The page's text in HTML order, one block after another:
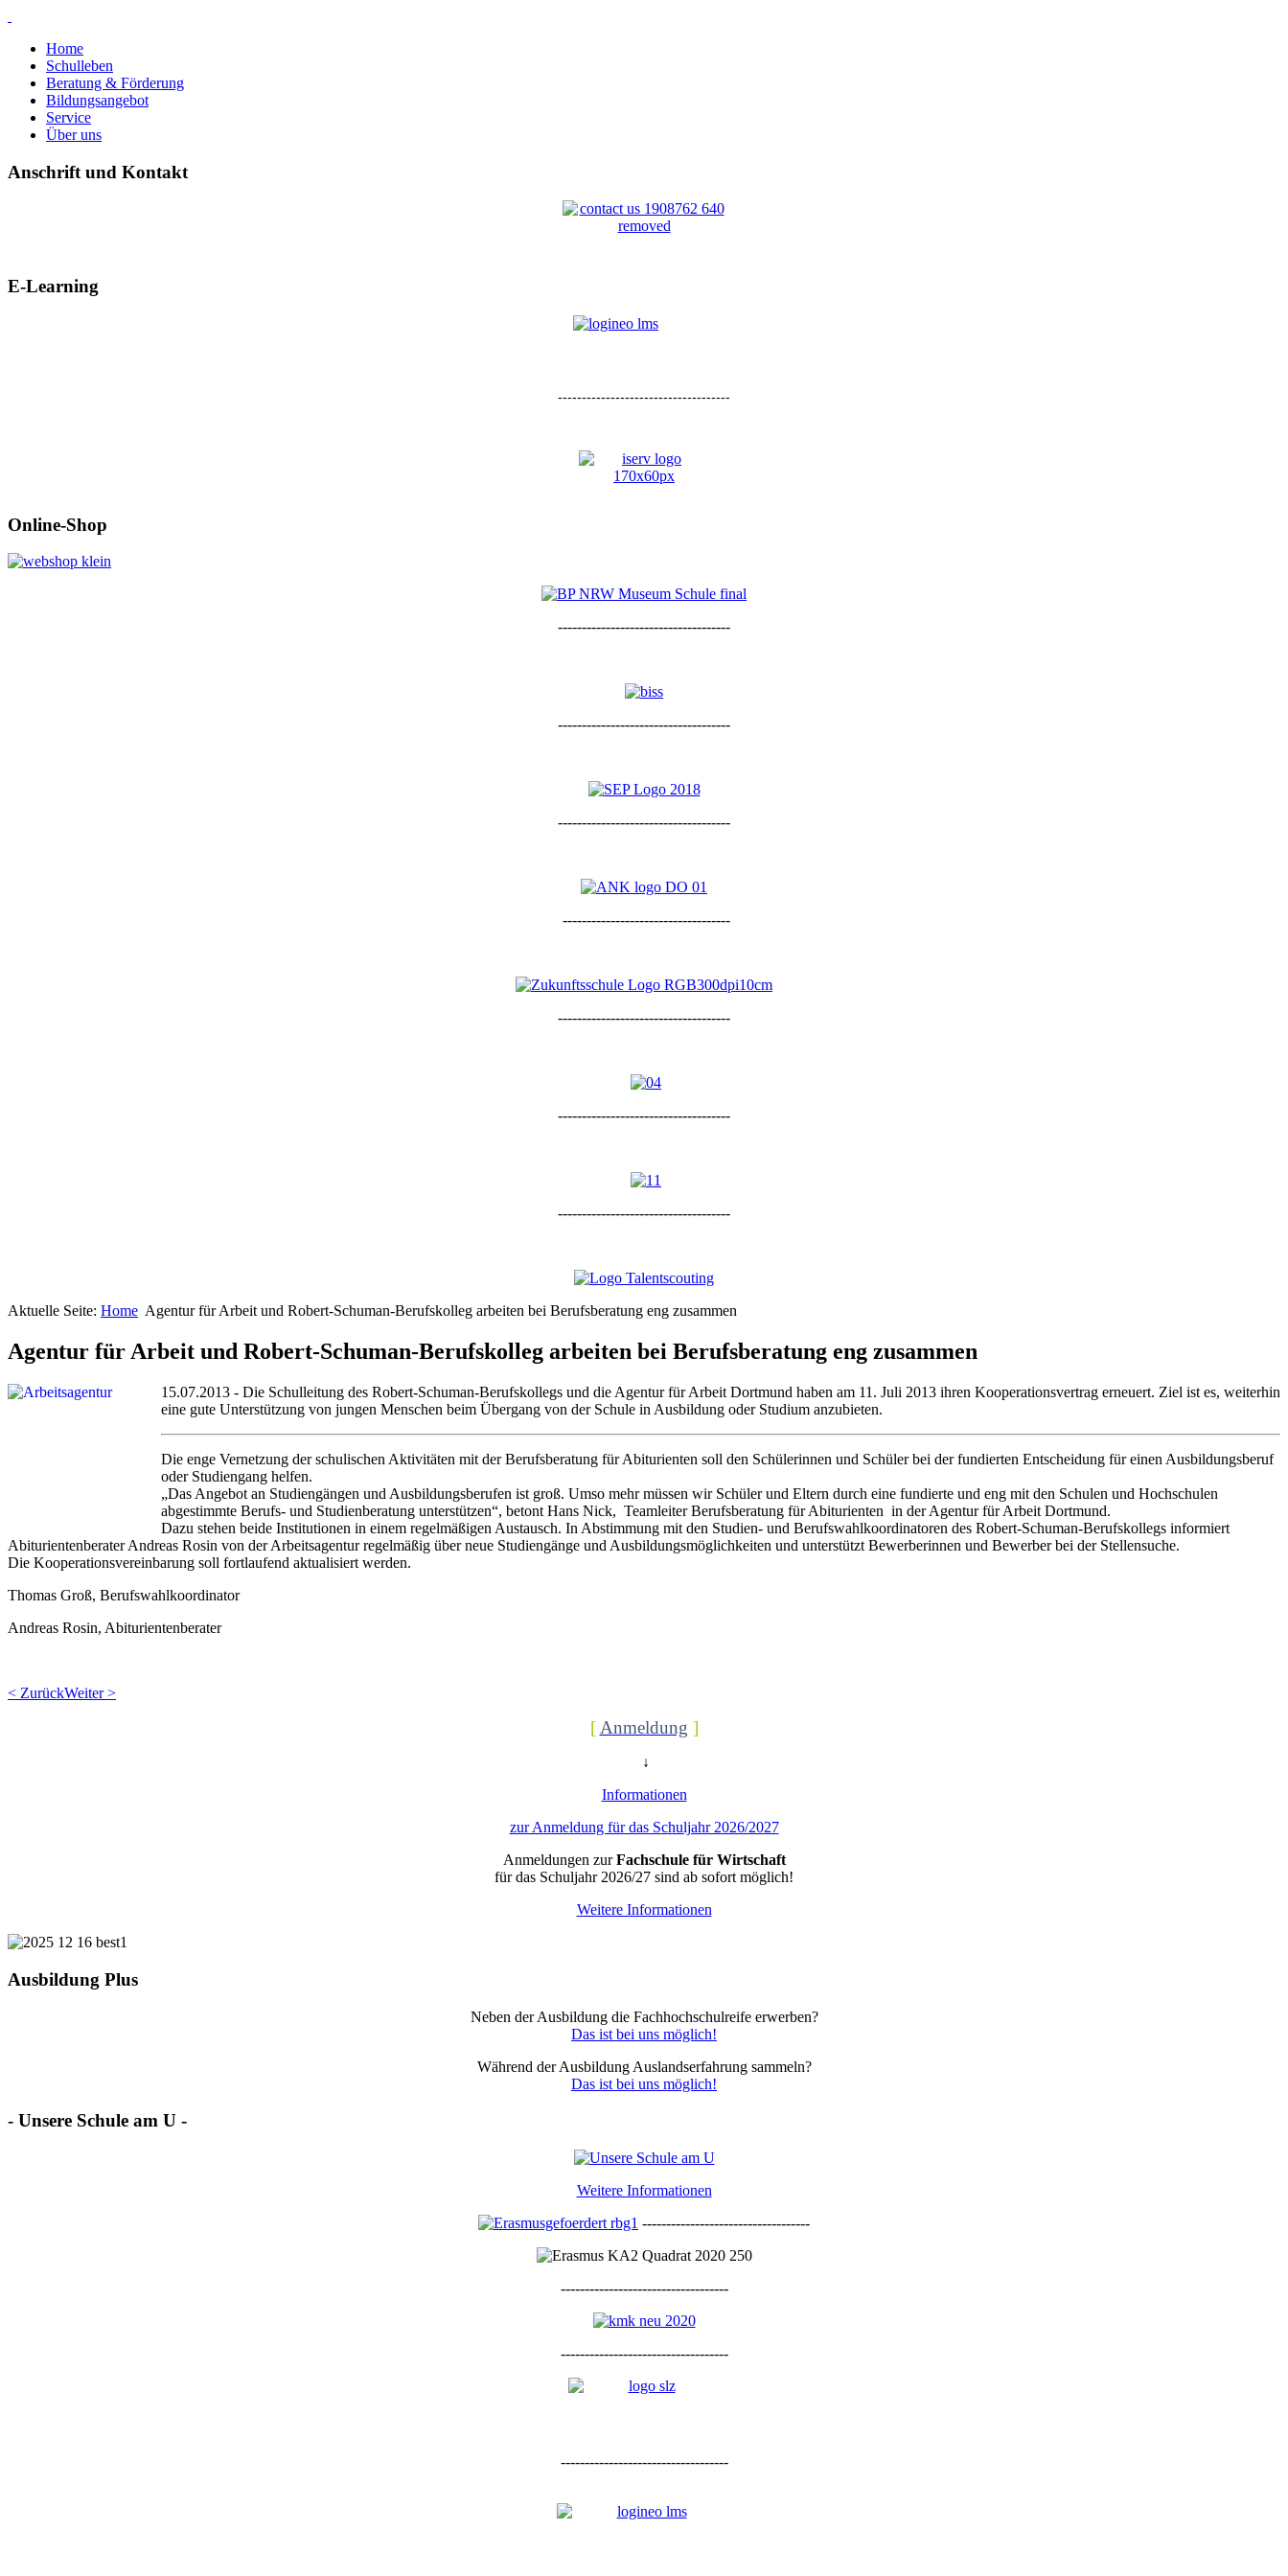
Home
Schulleben
Beratung & Förderung
Bildungsangebot
Service
Über uns
Anschrift und Kontakt
E-Learning
------------------------------------
Online-Shop
------------------------------------
------------------------------------
------------------------------------
-----------------------------------
------------------------------------
------------------------------------
------------------------------------
Aktuelle Seite: Home Agentur für Arbeit und Robert-Schuman-Berufskolleg arbeiten bei Berufsberatung eng zusammen
Agentur für Arbeit und Robert-Schuman-Berufskolleg arbeiten bei Berufsberatung eng zusammen
15.07.2013 - Die Schulleitung des Robert-Schuman-Berufskollegs und die Agentur für Arbeit Dortmund haben am 11. Juli 2013 ihren Kooperationsvertrag erneuert. Ziel ist es, weiterhin
eine gute Unterstützung von jungen Menschen beim Übergang von der Schule in Ausbildung oder Studium anzubieten.
Die enge Vernetzung der schulischen Aktivitäten mit der Berufsberatung für Abiturienten soll den Schülerinnen und Schüler bei der fundierten Entscheidung für einen Ausbildungsberuf
oder Studiengang helfen.
„Das Angebot an Studiengängen und Ausbildungsberufen ist groß. Umso mehr müssen wir Schüler und Eltern durch eine fundierte und eng mit den Schulen und Hochschulen
abgestimmte Berufs- und Studienberatung unterstützen“, betont Hans Nick, Teamleiter Berufsberatung für Abiturienten in der Agentur für Arbeit Dortmund.
Dazu stehen beide Institutionen in einem regelmäßigen Austausch. In Abstimmung mit den Studien- und Berufswahlkoordinatoren des Robert-Schuman-Berufskollegs informiert
Abiturientenberater Andreas Rosin von der Arbeitsagentur regelmäßig über neue Studiengänge und Ausbildungsmöglichkeiten und unterstützt Bewerberinnen und Bewerber bei der Stellensuche.
Die Kooperationsvereinbarung soll fortlaufend aktualisiert werden.
Thomas Groß, Berufswahlkoordinator
Andreas Rosin, Abiturientenberater
< ZurückWeiter >
[ Anmeldung ]
↓
Informationen
zur Anmeldung für das Schuljahr 2026/2027
Anmeldungen zurFachschule für Wirtschaft
für das Schuljahr 2026/27 sind ab sofort möglich!
Weitere Informationen
Ausbildung Plus
Neben der Ausbildung die Fachhochschulreife erwerben?
Das ist bei uns möglich!
Während der Ausbildung Auslandserfahrung sammeln?
Das ist bei uns möglich!
- Unsere Schule am U -
Weitere Informationen
-----------------------------------
-----------------------------------
-----------------------------------
-----------------------------------